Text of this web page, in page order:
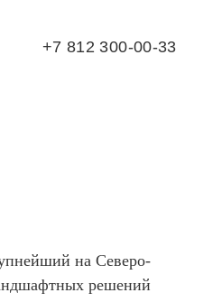
+7 812 300-00-33
на Северо-
решений